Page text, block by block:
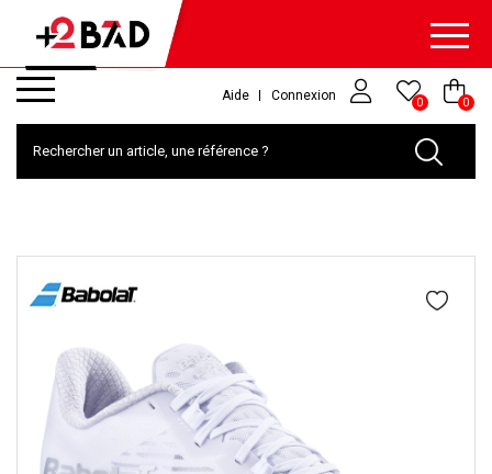
Aide Connexion 0 0